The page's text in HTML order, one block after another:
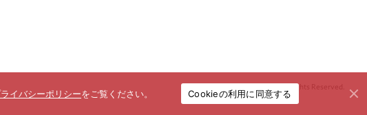
© booklista Co.,Ltd. All Rights Reserved.
イバシーポリシーをご覧ください。 Cookieの利用に同意する